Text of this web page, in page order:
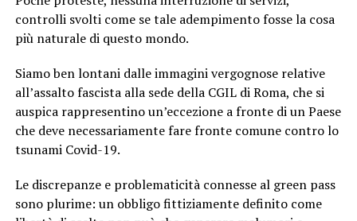
controlli svolti come se tale adempimento fosse la cosa
più naturale di questo mondo.
Siamo ben lontani dalle immagini vergognose relative
all’assalto fascista alla sede della CGIL di Roma, che si
auspica rappresentino un’eccezione a fronte di un Paese
che deve necessariamente fare fronte comune contro lo
tsunami Covid-19.
Le discrepanze e problematicità connesse al green pass
sono plurime: un obbligo fittiziamente definito come